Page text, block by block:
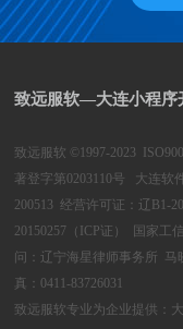
致远服软—大连小程序
致远服软 ©1997-2023
著登字第0203110号 大连软
200513 经营许可证：辽B1-
20150257（ICP证） 国家工
问：辽宁海星律师事务所 马
真：0411-83726031
致远服软专业为企业提供：